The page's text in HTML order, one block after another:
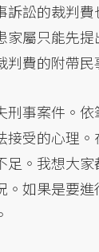
訟的裁判
屬只能先
費的附帶民
事案件。
受的心理
。我想大
如果是要